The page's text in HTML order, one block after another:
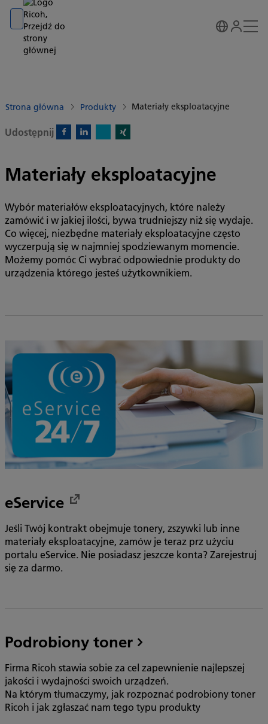
Go to banner
Go to content
Go to footer
Strona główna Produkty Materiały eksploatacyjne
Udostępnij
Materiały eksploatacyjne
Wybór materiałów eksploatacyjnych, które należy
zamówić i w jakiej ilości, bywa trudniejszy niż się wydaje.
Co więcej, niezbędne materiały eksploatacyjne często
wyczerpują się w najmniej spodziewanym momencie.
Możemy pomóc Ci wybrać odpowiednie produkty do
urządzenia którego jesteś użytkownikiem.
eService
Jeśli Twój kontrakt obejmuje tonery, zszywki lub inne
materiały eksploatacyjne, zamów je teraz prz użyciu
portalu eService. Nie posiadasz jeszcze konta? Zarejestruj
się za darmo.
Podrobiony toner
Firma Ricoh stawia sobie za cel zapewnienie najlepszej
jakości i wydajności swoich urządzeń.
Na którym tłumaczymy, jak rozpoznać podrobiony toner
Ricoh i jak zgłaszać nam tego typu produkty